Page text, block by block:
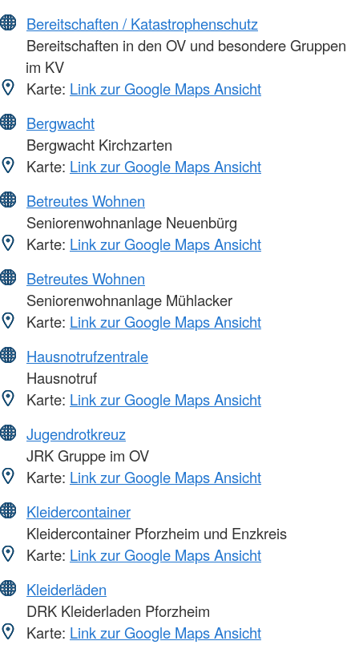
Bereitschaften / Katastrophenschutz
Bereitschaften in den OV und besondere Gruppen
im KV
Karte: Link zur Google Maps Ansicht
Bergwacht
Bergwacht Kirchzarten
Karte: Link zur Google Maps Ansicht
Betreutes Wohnen
Seniorenwohnanlage Neuenbürg
Karte: Link zur Google Maps Ansicht
Betreutes Wohnen
Seniorenwohnanlage Mühlacker
Karte: Link zur Google Maps Ansicht
Hausnotrufzentrale
Hausnotruf
Karte: Link zur Google Maps Ansicht
Jugendrotkreuz
JRK Gruppe im OV
Karte: Link zur Google Maps Ansicht
Kleidercontainer
Kleidercontainer Pforzheim und Enzkreis
Karte: Link zur Google Maps Ansicht
Kleiderläden
DRK Kleiderladen Pforzheim
Karte: Link zur Google Maps Ansicht